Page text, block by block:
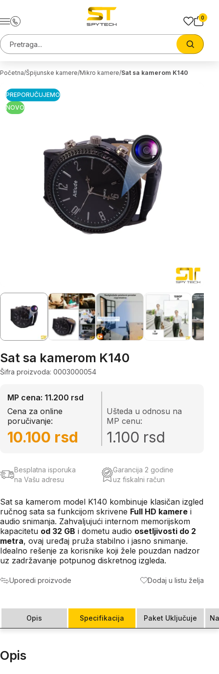
0
Pretraga sajta
Trazi
Početna Špijunske kamere Mikro kamere Sat sa kamerom K140
PREPORUČUJEMO
NOVO
Sat sa kamerom K140
Šifra proizvoda: 0003000054
MP cena: 11.200 rsd
Cena za online
poručivanje:
10.100 rsd
Ušteda u odnosu na
MP cenu:
1.100 rsd
Sat sa kamerom model K140 kombinuje klasičan izgled
ručnog sata sa funkcijom skrivene Full HD kamere i
audio snimanja. Zahvaljujući internom memorijskom
kapacitetu od 32 GB i dometu audio osetljivosti do 2
metra, ovaj uređaj pruža stabilno i jasno snimanje.
Idealno rešenje za korisnike koji žele pouzdan nadzor
uz zadržavanje potpunog diskretnog izgleda.
Uporedi proizvode Dodaj u listu želja
Besplatna isporuka
na Vašu adresu
Garancija 2 godine
uz fiskalni račun
Opis Specifikacija Paket Uključuje
Opis